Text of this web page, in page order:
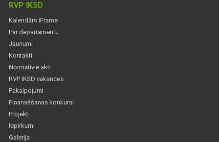
RVP IKSD
Kalendārs iFrame
Par departamentu
Jaunumi
Kontakti
Normatīvie akti
RVP IKSD vakances
Pakalpojumi
Finansēšanas konkursi
Projekti
Iepirkumi
Galerija